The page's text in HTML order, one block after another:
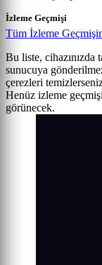
İzleme Geçmişi
Tüm İzleme
Bu liste, cihazınızda
sunucuya
çerezleri temizlerseniz
Henüz izleme
görünecek.